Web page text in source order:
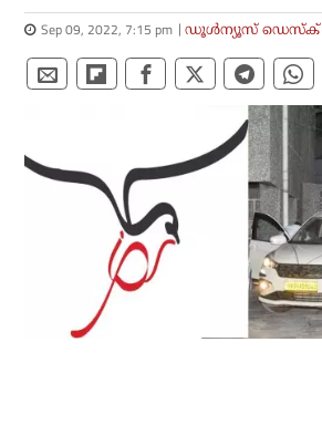
Sep 09, 2022, 7:15 pm ഡൂള്‍ന്യൂസ് ഡെസ്‌ക്